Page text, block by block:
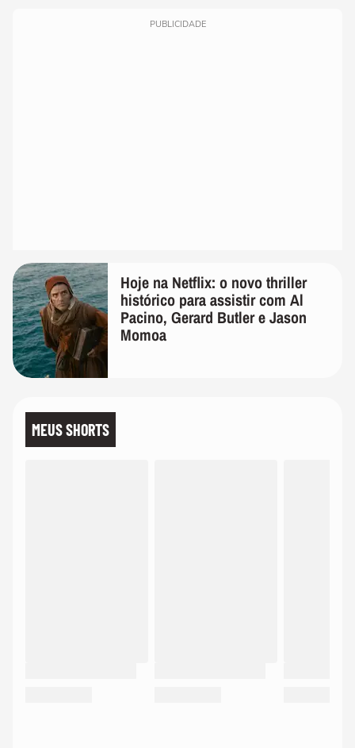
PUBLICIDADE
Hoje na Netflix: o novo thriller
histórico para assistir com Al
Pacino, Gerard Butler e Jason
Momoa
MEUS SHORTS